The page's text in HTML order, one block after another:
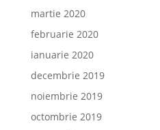
martie 2020
februarie 2020
ianuarie 2020
decembrie 2019
noiembrie 2019
octombrie 2019